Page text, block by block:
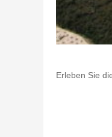
Erleben Sie